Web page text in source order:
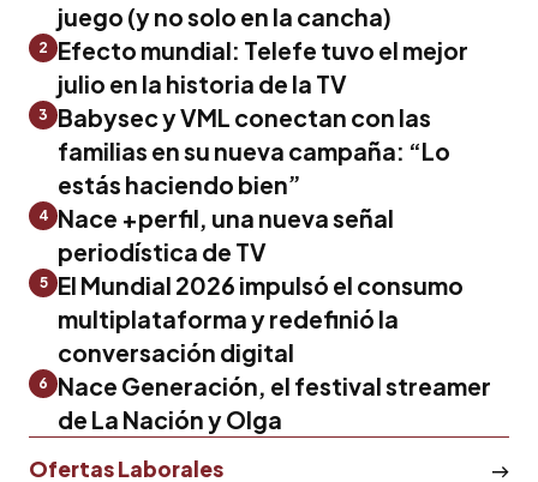
juego (y no solo en la cancha)
2
Efecto mundial: Telefe tuvo el mejor
julio en la historia de la TV
3
Babysec y VML conectan con las
familias en su nueva campaña: “Lo
estás haciendo bien”
4 Nace +perfil, una nueva señal
periodística de TV
5
El Mundial 2026 impulsó el consumo
multiplataforma y redefinió la
conversación digital
6
Nace Generación, el festival streamer
de La Nación y Olga
Ofertas Laborales